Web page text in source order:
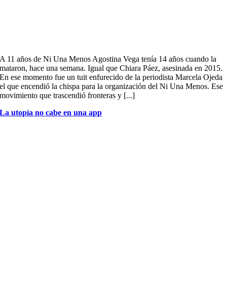
A 11 años de Ni Una Menos Agostina Vega tenía 14 años cuando la
mataron, hace una semana. Igual que Chiara Páez, asesinada en 2015.
En ese momento fue un tuit enfurecido de la periodista Marcela Ojeda
el que encendió la chispa para la organización del Ni Una Menos. Ese
movimiento que trascendió fronteras y [...]
La utopía no cabe en una app